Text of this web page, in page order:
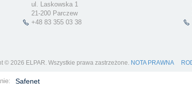
ul. Laskowska 1
21-200 Parczew
+48 83 355 03 38
© 2026 ELPAR. Wszystkie prawa zastrzeżone. NOTA PRAWNA
Safenet